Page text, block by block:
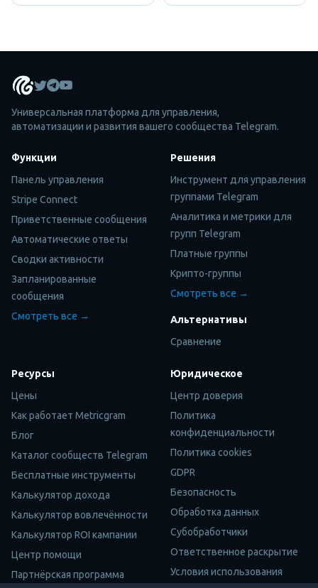
Универсальная платформа для управления,
автоматизации и развития вашего сообщества Telegram.
Функции
Панель управления
Stripe Connect
Приветственные сообщения
Автоматические ответы
Сводки активности
Запланированные
сообщения
Смотреть все →
Решения
Инструмент для управления
группами Telegram
Аналитика и метрики для
групп Telegram
Платные группы
Крипто-группы
Смотреть все →
Альтернативы
Сравнение
Ресурсы
Цены
Как работает Metricgram
Блог
Каталог сообществ Telegram
Бесплатные инструменты
Калькулятор дохода
Калькулятор вовлечённости
Калькулятор ROI кампании
Центр помощи
Партнёрская программа
Юридическое
Центр доверия
Политика
конфиденциальности
Политика cookies
GDPR
Безопасность
Обработка данных
Субобработчики
Ответственное раскрытие
Условия использования